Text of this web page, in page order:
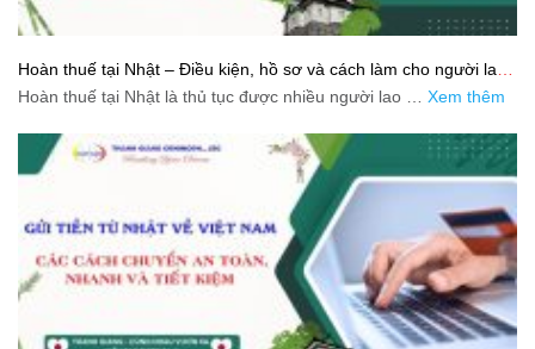
Hoàn thuế tại Nhật – Điều kiện, hồ sơ và cách làm cho người lao
động
Hoàn thuế tại Nhật là thủ tục được nhiều người lao … Xem thêm